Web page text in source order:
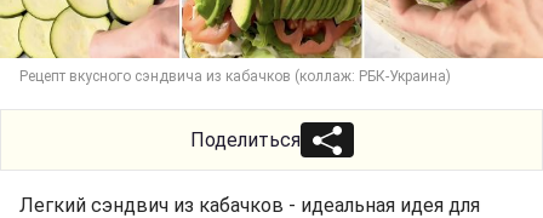
Рецепт вкусного сэндвича из кабачков (коллаж: РБК-Украина)
Поделиться
Легкий сэндвич из кабачков - идеальная идея для